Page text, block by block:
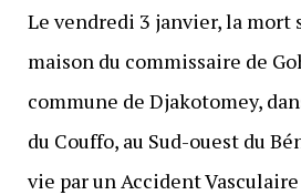
Le vendredi 3 janvier, la mort
maison du commissaire de
commune de Djakotomey,
du Couffo, au Sud-ouest du
vie par un Accident Vasculaire